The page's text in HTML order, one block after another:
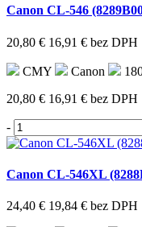
Canon CL-546
20,80 € 16,91 € bez DPH
CMY Canon
20,80 € 16,91 € bez DPH
-
Canon CL-546XL
24,40 € 19,84 € bez DPH